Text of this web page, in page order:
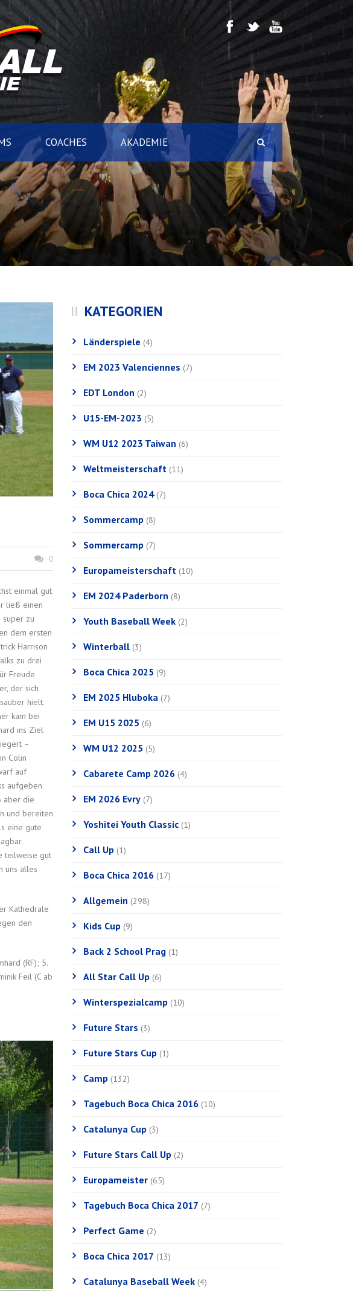
COACHES AKADEMIE
0
einmal gut
ließ einen
super zu
dem ersten
Harrison
zu drei
Freude
der sich
hielt.
kam bei
ins Ziel
–
Colin
auf
aufgeben
aber die
und bereiten
eine gute
teilweise gut
uns alles
Kathedrale
den
(RF); 5.
Feil (C ab
KATEGORIEN
Länderspiele (4)
EM 2023 Valenciennes (7)
EDT London (2)
U15-EM-2023 (5)
WM U12 2023 Taiwan (6)
Weltmeisterschaft (11)
Boca Chica 2024(7)
Sommercamp (8)
Sommercamp (7)
Europameisterschaft (10)
EM 2024 Paderborn (8)
Youth Baseball Week (2)
Winterball (3)
Boca Chica 2025 (9)
EM 2025 Hluboka (7)
EM U15 2025 (6)
WM U12 2025 (5)
Cabarete Camp 2026 (4)
EM 2026 Evry (7)
Yoshitei Youth Classic (1)
Call Up (1)
Boca Chica 2016 (17)
Allgemein (298)
Kids Cup (9)
Back 2 School Prag (1)
All Star Call Up (6)
Winterspezialcamp (10)
Future Stars (3)
Future Stars Cup (1)
Camp (132)
Tagebuch Boca Chica 2016 (10)
Catalunya Cup (3)
Future Stars Call Up (2)
Europameister (65)
Tagebuch Boca Chica 2017 (7)
Perfect Game (2)
Boca Chica 2017 (13)
Catalunya Baseball Week (4)